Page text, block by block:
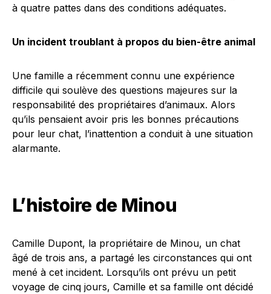
à quatre pattes dans des conditions adéquates.
Un incident troublant à propos du bien-être animal
Une famille a récemment connu une expérience
difficile qui soulève des questions majeures sur la
responsabilité des propriétaires d’animaux. Alors
qu’ils pensaient avoir pris les bonnes précautions
pour leur chat, l’inattention a conduit à une situation
alarmante.
L’histoire de Minou
Camille Dupont, la propriétaire de Minou, un chat
âgé de trois ans, a partagé les circonstances qui ont
mené à cet incident. Lorsqu’ils ont prévu un petit
voyage de cinq jours, Camille et sa famille ont décidé